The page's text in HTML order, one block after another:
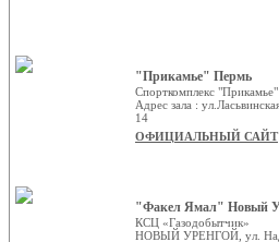
"Прикамье" Пермь
Спорткомплекс
Адрес зала :
14
ОФИЦИАЛЬНЫЙ САЙТ
"Факел Ямал" Новый
КСЦ «Газодобытчик»
НОВЫЙ УРЕНГОЙ, ул.